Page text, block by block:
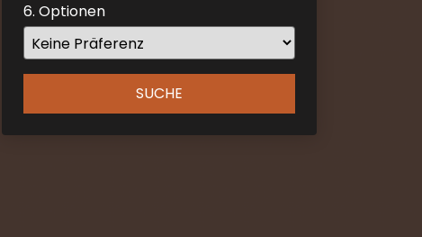
to
get
the
6. Optionen
SUCHE